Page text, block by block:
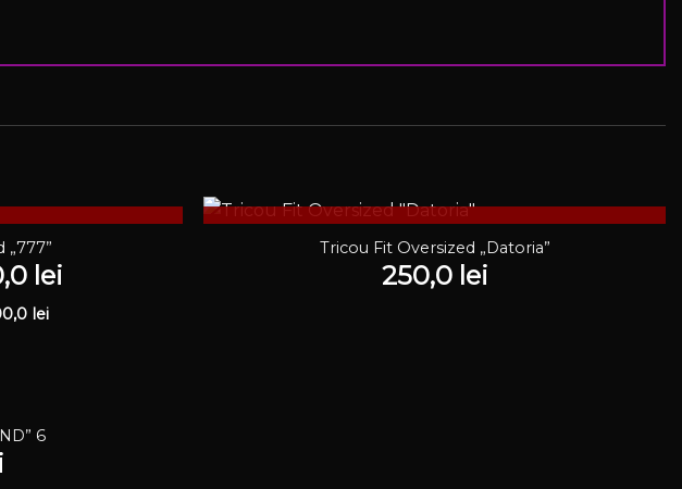
„777”
leiInterval
lei
STOC EPUIZAT
Tricou Fit Oversized „Datoria”
250,0 lei
6